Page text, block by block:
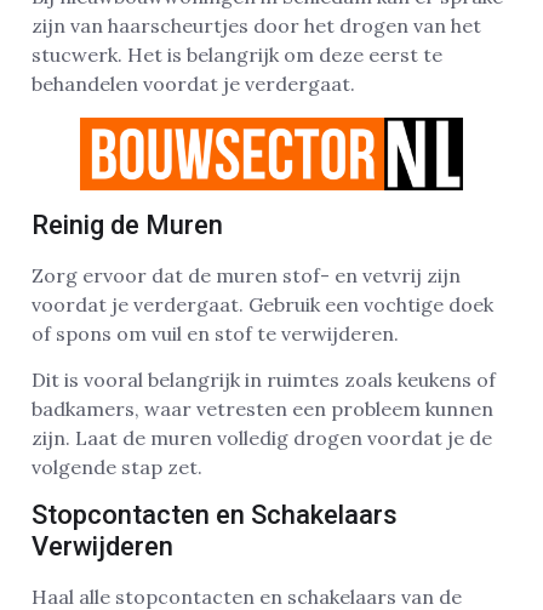
zijn van haarscheurtjes door het drogen van het
stucwerk. Het is belangrijk om deze eerst te
behandelen voordat je verdergaat.
Reinig de Muren
Zorg ervoor dat de muren stof- en vetvrij zijn
voordat je verdergaat. Gebruik een vochtige doek
of spons om vuil en stof te verwijderen.
Dit is vooral belangrijk in ruimtes zoals keukens of
badkamers, waar vetresten een probleem kunnen
zijn. Laat de muren volledig drogen voordat je de
volgende stap zet.
Stopcontacten en Schakelaars
Verwijderen
Haal alle stopcontacten en schakelaars van de